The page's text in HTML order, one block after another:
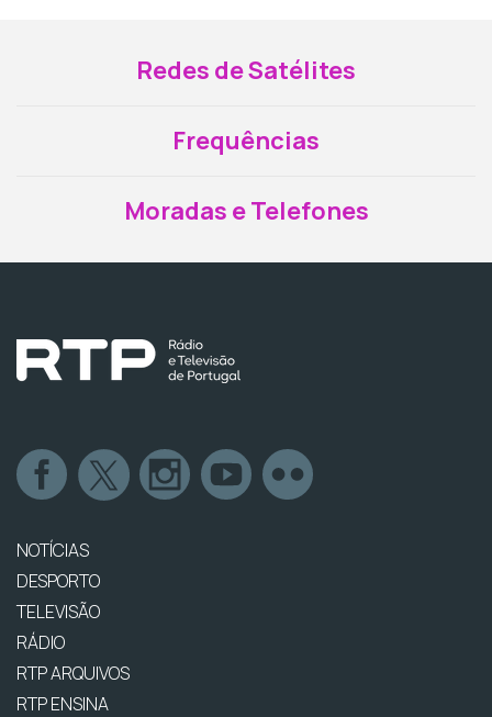
Redes de Satélites
Frequências
Moradas e Telefones
NOTÍCIAS
DESPORTO
TELEVISÃO
RÁDIO
RTP ARQUIVOS
RTP ENSINA